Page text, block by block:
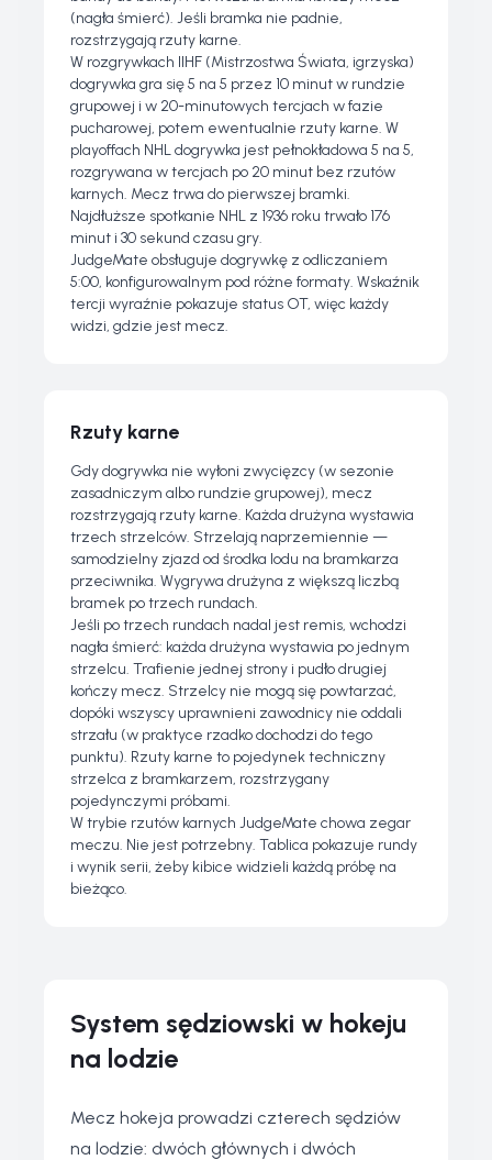
(nagła śmierć). Jeśli bramka nie padnie,
rozstrzygają rzuty karne.
W rozgrywkach IIHF (Mistrzostwa Świata, igrzyska)
dogrywka gra się 5 na 5 przez 10 minut w rundzie
grupowej i w 20-minutowych tercjach w fazie
pucharowej, potem ewentualnie rzuty karne. W
playoffach NHL dogrywka jest pełnokładowa 5 na 5,
rozgrywana w tercjach po 20 minut bez rzutów
karnych. Mecz trwa do pierwszej bramki.
Najdłuższe spotkanie NHL z 1936 roku trwało 176
minut i 30 sekund czasu gry.
JudgeMate obsługuje dogrywkę z odliczaniem
5:00, konfigurowalnym pod różne formaty. Wskaźnik
tercji wyraźnie pokazuje status OT, więc każdy
widzi, gdzie jest mecz.
Rzuty karne
Gdy dogrywka nie wyłoni zwycięzcy (w sezonie
zasadniczym albo rundzie grupowej), mecz
rozstrzygają rzuty karne. Każda drużyna wystawia
trzech strzelców. Strzelają naprzemiennie —
samodzielny zjazd od środka lodu na bramkarza
przeciwnika. Wygrywa drużyna z większą liczbą
bramek po trzech rundach.
Jeśli po trzech rundach nadal jest remis, wchodzi
nagła śmierć: każda drużyna wystawia po jednym
strzelcu. Trafienie jednej strony i pudło drugiej
kończy mecz. Strzelcy nie mogą się powtarzać,
dopóki wszyscy uprawnieni zawodnicy nie oddali
strzału (w praktyce rzadko dochodzi do tego
punktu). Rzuty karne to pojedynek techniczny
strzelca z bramkarzem, rozstrzygany
pojedynczymi próbami.
W trybie rzutów karnych JudgeMate chowa zegar
meczu. Nie jest potrzebny. Tablica pokazuje rundy
i wynik serii, żeby kibice widzieli każdą próbę na
bieżąco.
System sędziowski w hokeju
na lodzie
Mecz hokeja prowadzi czterech sędziów
na lodzie: dwóch głównych i dwóch